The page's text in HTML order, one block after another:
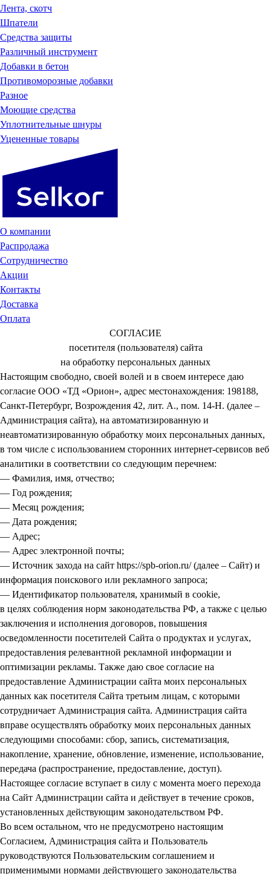
Лента, скотч
Шпатели
Средства защиты
Различный инструмент
Добавки в бетон
Противоморозные добавки
Разное
Моющие средства
Уплотнительные шнуры
Уцененные товары
О компании
Распродажа
Сотрудничество
Акции
Контакты
Доставка
Оплата
СОГЛАСИЕ
посетителя (пользователя) сайта
на обработку персональных данных
Настоящим свободно, своей волей и в своем интересе даю
согласие ООО «ТД «Орион», адрес местонахождения: 198188,
Санкт-Петербург, Возрождения 42, лит. А., пом. 14-Н. (далее –
Администрация сайта), на автоматизированную и
неавтоматизированную обработку моих персональных данных,
в том числе с использованием сторонних интернет-сервисов веб
аналитики в соответствии со следующим перечнем:
— Фамилия, имя, отчество;
— Год рождения;
— Месяц рождения;
— Дата рождения;
— Адрес;
— Адрес электронной почты;
— Источник захода на сайт https://spb-orion.ru/ (далее – Сайт) и
информация поискового или рекламного запроса;
— Идентификатор пользователя, хранимый в cookie,
в целях соблюдения норм законодательства РФ, а также с целью
заключения и исполнения договоров, повышения
осведомленности посетителей Сайта о продуктах и услугах,
предоставления релевантной рекламной информации и
оптимизации рекламы. Также даю свое согласие на
предоставление Администрации сайта моих персональных
данных как посетителя Сайта третьим лицам, с которыми
сотрудничает Администрация сайта. Администрация сайта
вправе осуществлять обработку моих персональных данных
следующими способами: сбор, запись, систематизация,
накопление, хранение, обновление, изменение, использование,
передача (распространение, предоставление, доступ).
Настоящее согласие вступает в силу с момента моего перехода
на Сайт Администрации сайта и действует в течение сроков,
установленных действующим законодательством РФ.
Во всем остальном, что не предусмотрено настоящим
Согласием, Администрация сайта и Пользователь
руководствуются Пользовательским соглашением и
применимыми нормами действующего законодательства